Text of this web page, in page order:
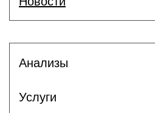
Анализы
Услуги